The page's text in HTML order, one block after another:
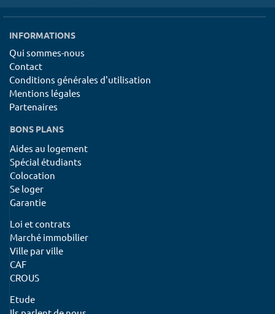
INFORMATIONS
Qui sommes-nous
Contact
Conditions générales d'utilisation
Mentions légales
Partenaires
BONS PLANS
Aides au logement
Spécial étudiants
Colocation
Se loger
Garantie
Loi et contrats
Marché immobilier
Ville par ville
CAF
CROUS
Etude